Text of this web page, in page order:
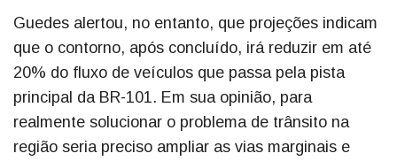
Guedes alertou, no entanto, que projeções indicam
que o contorno, após concluído, irá reduzir em até
20% do fluxo de veículos que passa pela pista
principal da BR-101. Em sua opinião, para
realmente solucionar o problema de trânsito na
região seria preciso ampliar as vias marginais e